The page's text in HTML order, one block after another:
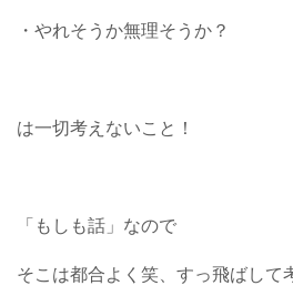
・やれそうか無理そうか？
は一切考えないこと！
「もしも話」なので
そこは都合よく笑、すっ飛ばして